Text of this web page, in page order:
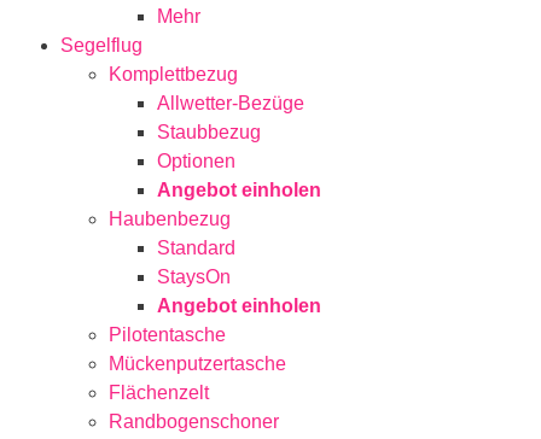
Mehr
Segelflug
Komplettbezug
Allwetter-Bezüge
Staubbezug
Optionen
Angebot einholen
Haubenbezug
Standard
StaysOn
Angebot einholen
Pilotentasche
Mückenputzertasche
Flächenzelt
Randbogenschoner